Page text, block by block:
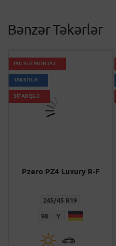
Bənzər Təkərlər
PULSUZ MONTAJ
TAKSİTLƏ
SİFARİŞLƏ
Pzero PZ4 Luxury R-F
245/45 R19
98 Y